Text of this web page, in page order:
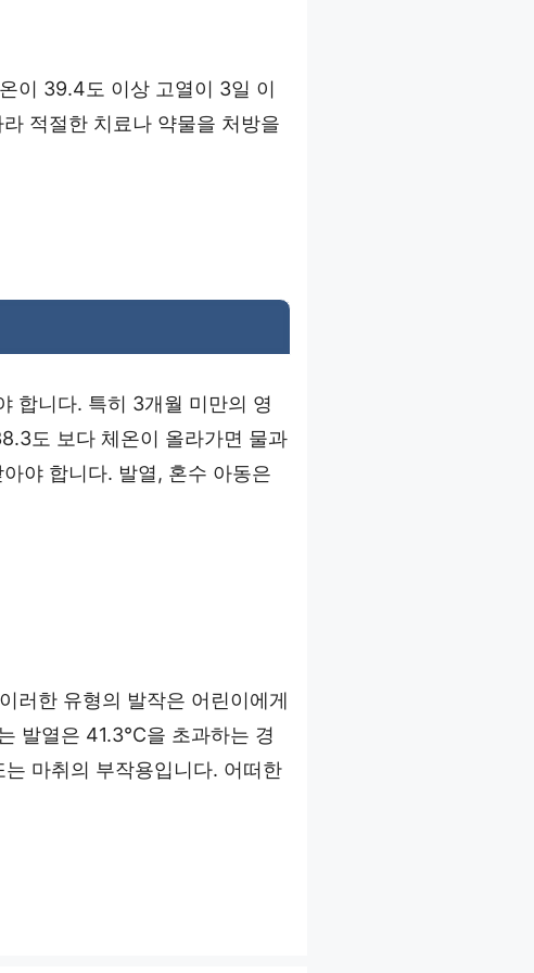
이 39.4도 이상 고열이 3일 이
적절한 치료나 약물을 처방을
합니다. 특히 3개월 미만의 영
도 보다 체온이 올라가면 물과
야 합니다. 발열, 혼수 아동은
러한 유형의 발작은 어린이에게
발열은 41.3°C을 초과하는 경
마취의 부작용입니다. 어떠한